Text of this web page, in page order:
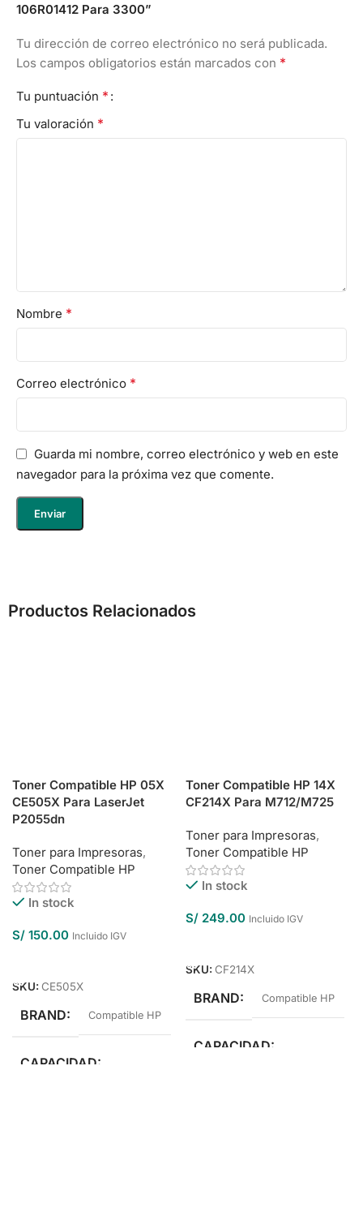
106R01412 Para 3300”
Tu dirección de correo electrónico no será publicada.
Los campos obligatorios están marcados con *
Tu puntuación *
Tu valoración *
Nombre *
Correo electrónico *
Guarda mi nombre, correo electrónico y web en este
navegador para la próxima vez que comente.
Productos Relacionados
Toner Compatible HP 05X
CE505X Para LaserJet
P2055dn
Toner para Impresoras,
Toner Compatible HP
In stock
S/ 150.00 Incluido IGV
SKU: CE505X
BRAND Compatible HP
CAPACIDAD
Toner Compatible HP 14X
CF214X Para M712/M725
Toner para Impresoras,
Toner Compatible HP
In stock
S/ 249.00 Incluido IGV
SKU: CF214X
BRAND Compatible HP
CAPACIDAD